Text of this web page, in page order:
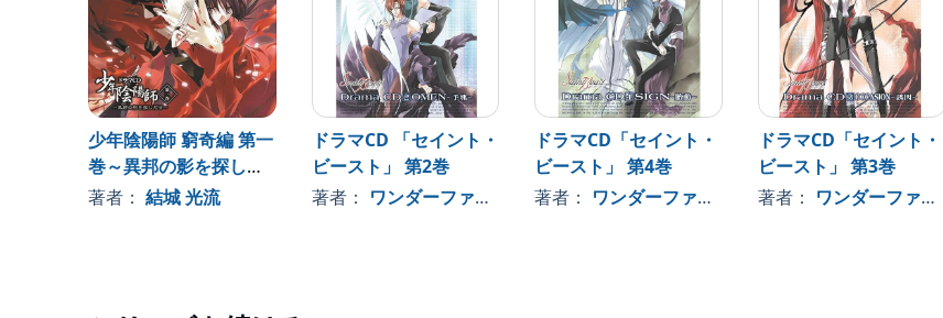
少年陰陽師 窮奇編 第一
巻～異邦の影を探し出
せ
著者： 結城 光流
ドラマCD 「セイント・
ビースト」 第2巻
著者： ワンダーファーム
ドラマCD「セイント・
ビースト」 第4巻
著者： ワンダーファーム
ドラマCD「セイント・
ビースト」 第3巻
著者： ワンダーファーム